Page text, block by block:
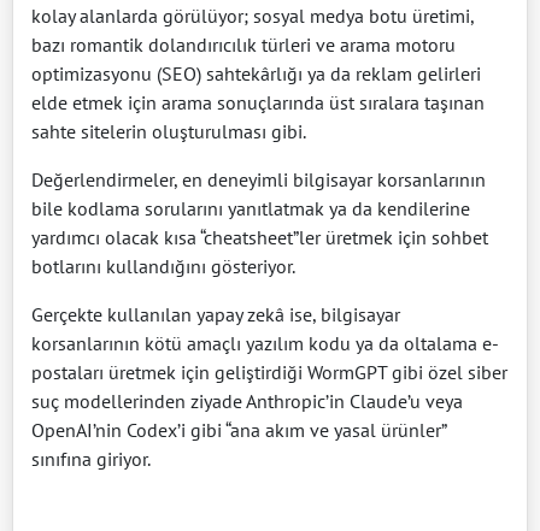
kolay alanlarda görülüyor; sosyal medya botu üretimi,
bazı romantik dolandırıcılık türleri ve arama motoru
optimizasyonu (SEO) sahtekârlığı ya da reklam gelirleri
elde etmek için arama sonuçlarında üst sıralara taşınan
sahte sitelerin oluşturulması gibi.
Değerlendirmeler, en deneyimli bilgisayar korsanlarının
bile kodlama sorularını yanıtlatmak ya da kendilerine
yardımcı olacak kısa “cheatsheet”ler üretmek için sohbet
botlarını kullandığını gösteriyor.
Gerçekte kullanılan yapay zekâ ise, bilgisayar
korsanlarının kötü amaçlı yazılım kodu ya da oltalama e-
postaları üretmek için geliştirdiği WormGPT gibi özel siber
suç modellerinden ziyade Anthropic’in Claude’u veya
OpenAI’nin Codex’i gibi “ana akım ve yasal ürünler”
sınıfına giriyor.